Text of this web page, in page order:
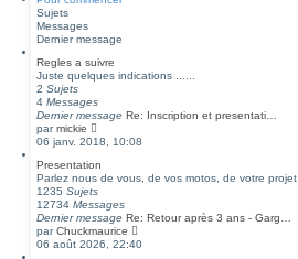
Sujets
Messages
Dernier message
Regles a suivre
Juste quelques indications ......
2 Sujets
4 Messages
Dernier message Re: Inscription et presentati…
parmickie
o
s
u
l
t
e
r
l
06 janv. 2018, 10:08
Presentation
Parlez nous de vous, de vos motos, de votre projet
1235 Sujets
12734 Messages
Dernier message Re: Retour après 3 ans - Garg…
parChuckmaurice
o
06 août 2026, 22:40